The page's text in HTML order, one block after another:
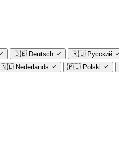
🇩🇪 Deutsch 🇷🇺 Русский
🇳🇱 Nederlands 🇵🇱 Polski